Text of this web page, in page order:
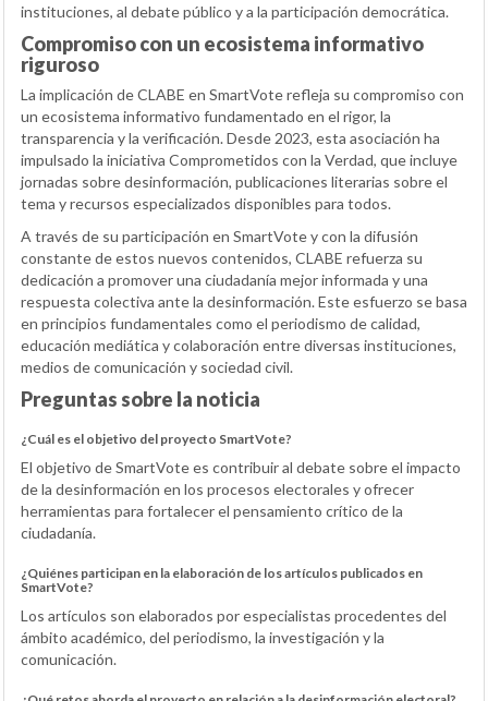
instituciones, al debate público y a la participación democrática.
Compromiso con un ecosistema informativo
riguroso
La implicación de CLABE en SmartVote refleja su compromiso con
un ecosistema informativo fundamentado en el rigor, la
transparencia y la verificación. Desde 2023, esta asociación ha
impulsado la iniciativa Comprometidos con la Verdad, que incluye
jornadas sobre desinformación, publicaciones literarias sobre el
tema y recursos especializados disponibles para todos.
A través de su participación en SmartVote y con la difusión
constante de estos nuevos contenidos, CLABE refuerza su
dedicación a promover una ciudadanía mejor informada y una
respuesta colectiva ante la desinformación. Este esfuerzo se basa
en principios fundamentales como el periodismo de calidad,
educación mediática y colaboración entre diversas instituciones,
medios de comunicación y sociedad civil.
Preguntas sobre la noticia
¿Cuál es el objetivo del proyecto SmartVote?
El objetivo de SmartVote es contribuir al debate sobre el impacto
de la desinformación en los procesos electorales y ofrecer
herramientas para fortalecer el pensamiento crítico de la
ciudadanía.
¿Quiénes participan en la elaboración de los artículos publicados en
SmartVote?
Los artículos son elaborados por especialistas procedentes del
ámbito académico, del periodismo, la investigación y la
comunicación.